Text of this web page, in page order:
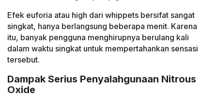
Efek euforia atau high dari whippets bersifat sangat
singkat, hanya berlangsung beberapa menit. Karena
itu, banyak pengguna menghirupnya berulang kali
dalam waktu singkat untuk mempertahankan sensasi
tersebut.
Dampak Serius Penyalahgunaan Nitrous
Oxide